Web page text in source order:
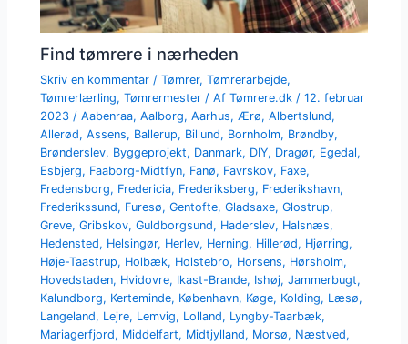
Find tømrere i nærheden
Skriv en kommentar /Tømrer,Tømrerarbejde,
Tømrerlærling,Tømrermester / AfTømrere.dk /12. februar
2023 /Aabenraa,Aalborg,Aarhus, Ærø,Albertslund,
Allerød,Assens, Ballerup, Billund, Bornholm, Brøndby,
Brønderslev, Byggeprojekt, Danmark, DIY, Dragør, Egedal,
Esbjerg, Faaborg-Midtfyn, Fanø, Favrskov, Faxe,
Fredensborg, Fredericia, Frederiksberg, Frederikshavn,
Frederikssund, Furesø,Gentofte,Gladsaxe,Glostrup,
Greve,Gribskov,Guldborgsund, Haderslev, Halsnæs,
Hedensted, Helsingør, Herlev, Herning, Hillerød, Hjørring,
Høje-Taastrup, Holbæk, Holstebro, Horsens, Hørsholm,
Hovedstaden, Hvidovre, Ikast-Brande, Ishøj,Jammerbugt,
Kalundborg, Kerteminde, København, Køge, Kolding, Læsø,
Langeland, Lejre, Lemvig, Lolland, Lyngby-Taarbæk,
Mariagerfjord, Middelfart, Midtjylland, Morsø, Næstved,